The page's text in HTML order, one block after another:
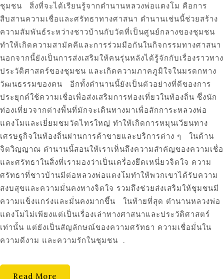
ชุมชน สิ่งที่จะได้เรียนรู้จากตำนานหลวงพ่อแตงโม คือการ
สืบสานความเชื่อและศรัทธาทางศาสนา ตำนานเช่นนี้ช่วยสร้าง
ความสัมพันธ์ระหว่างชาวบ้านกับวัดที่เป็นศูนย์กลางของชุมชน
ทำให้เกิดความสามัคคีและการร่วมมือกันในกิจกรรมทางศาสนา
นอกจากนี้ยังเป็นการส่งเสริมให้คนรุ่นหลังได้รู้จักกับเรื่องราวทาง
ประวัติศาสตร์ของชุมชน และเกิดความภาคภูมิใจในมรดกทาง
วัฒนธรรมของตน อีกทั้งตำนานนี้ยังเป็นตัวอย่างที่ดีของการ
ประยุกต์ใช้ความเชื่อเพื่อส่งเสริมการท่องเที่ยวในท้องถิ่น ซึ่งนัก
ท่องเที่ยวจากต่างพื้นที่มักจะเดินทางมาเพื่อสักการะหลวงพ่อ
แตงโมและเยี่ยมชมวัดไทรใหญ่ ทำให้เกิดการหมุนเวียนทาง
เศรษฐกิจในท้องถิ่นผ่านการค้าขายและบริการต่าง ๆ ในด้าน
จิตวิญญาณ ตำนานนี้สอนให้เราเห็นถึงความสำคัญของความเชื่อ
และศรัทธาในสิ่งที่เรามองว่าเป็นเครื่องยึดเหนี่ยวจิตใจ ความ
ศรัทธาที่ชาวบ้านมีต่อหลวงพ่อแตงโมทำให้พวกเขาได้รับความ
สงบสุขและความมั่นคงทางจิตใจ รวมถึงช่วยส่งเสริมให้ชุมชนมี
ความแข็งแกร่งและมั่นคงมากขึ้น ในท้ายที่สุด ตำนานหลวงพ่อ
แตงโมไม่เพียงแต่เป็นเรื่องเล่าทางศาสนาและประวัติศาสตร์
เท่านั้น แต่ยังเป็นสัญลักษณ์ของความศรัทธา ความเชื่อมั่นใน
ความดีงาม และความรักในชุมชน .
Read More